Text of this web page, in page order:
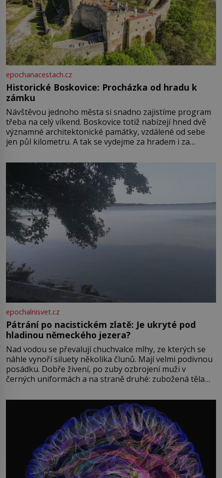
epochanacestach.cz
Historické Boskovice: Procházka od hradu k
zámku
Návštěvou jednoho města si snadno zajistíme program
třeba na celý víkend. Boskovice totiž nabízejí hned dvě
významné architektonické památky, vzdálené od sebe
jen půl kilometru. A tak se vydejme za hradem i za
Boskovice na okraji Drahanské vrchoviny vznikla někdy
ve13. století, a už v roce 1313 kronikáři zaznamenali
epochalnisvet.cz
Pátrání po nacistickém zlatě: Je ukryté pod
hladinou německého jezera?
Nad vodou se převalují chuchvalce mlhy, ze kterých se
náhle vynoří siluety několika člunů. Mají velmi podivnou
posádku. Dobře živení, po zuby ozbrojení muži v
černých uniformách a na straně druhé: zubožená těla
přízračná scéna znamená? Je jaro roku 1945, druhá
světová válka se chýlí ke konci. Jezero Stolpsee